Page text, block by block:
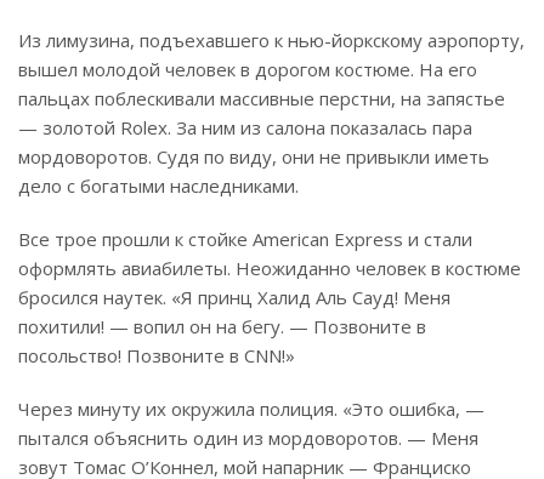
Из лимузина, подъехавшего к нью-йоркскому аэропорту,
вышел молодой человек в дорогом костюме. На его
пальцах поблескивали массивные перстни, на запястье
— золотой Rolex. За ним из салона показалась пара
мордоворотов. Судя по виду, они не привыкли иметь
дело с богатыми наследниками.
Все трое прошли к стойке American Express и стали
оформлять авиабилеты. Неожиданно человек в костюме
бросился наутек. «Я принц Халид Аль Сауд! Меня
похитили! — вопил он на бегу. — Позвоните в
посольство! Позвоните в CNN!»
Через минуту их окружила полиция. «Это ошибка, —
пытался объяснить один из мордоворотов. — Меня
зовут Томас О’Коннел, мой напарник — Франциско